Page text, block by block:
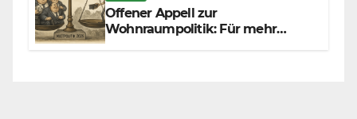
Offener Appell zur
Wohnraumpolitik: Für mehr